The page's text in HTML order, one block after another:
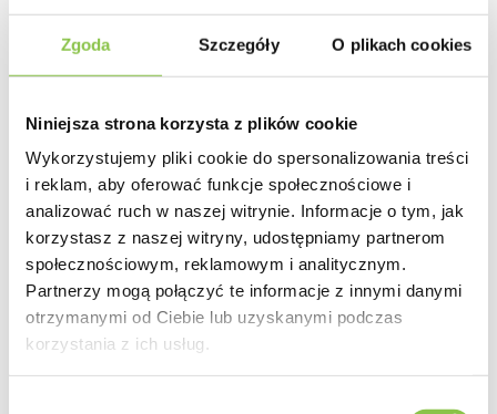
Zgoda Szczegóły O plikach cookies
Niniejsza strona korzysta z plików cookie
Wykorzystujemy pliki cookie do spersonalizowania treści
i reklam, aby oferować funkcje społecznościowe i
analizować ruch w naszej witrynie. Informacje o tym, jak
korzystasz z naszej witryny, udostępniamy partnerom
społecznościowym, reklamowym i analitycznym.
Partnerzy mogą połączyć te informacje z innymi danymi
otrzymanymi od Ciebie lub uzyskanymi podczas
korzystania z ich usług.
Zapach
Cytrusów
Producent
Dutch Passion
Genotyp
Głównie Sativa
Geny
Las Vegas Lemon Skunk Autoflower